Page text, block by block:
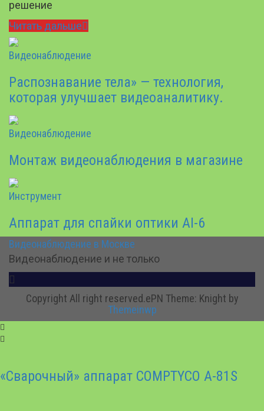
решение
Читать дальше
Видеонаблюдение
Распознавание тела» — технология,
которая улучшает видеоаналитику.
Видеонаблюдение
Монтаж видеонаблюдения в магазине
Инструмент
Аппарат для спайки оптики AI-6
Видеонаблюдение в Москве
Видеонаблюдение и не только
Copyright All right reserved.ePN Theme: Knight by
Themeinwp
«Сварочный» аппарат COMPTYCO A-81S